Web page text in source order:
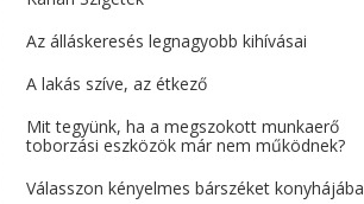
Az álláskeresés legnagyobb kihívásai
A lakás szíve, az étkező
Mit tegyünk, ha a megszokott munkaerő
toborzási eszközök már nem működnek?
Válasszon kényelmes bárszéket konyhájába